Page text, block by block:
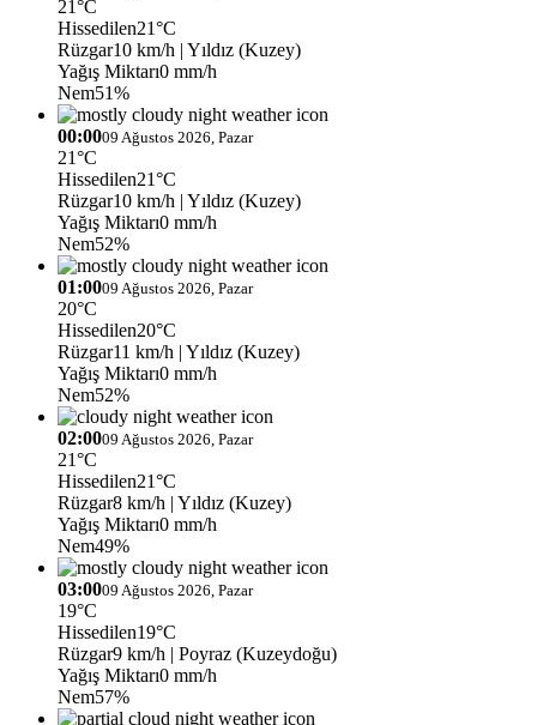
21°C
Hissedilen21°C
Rüzgar10 km/h | Yıldız (Kuzey)
Yağış Miktarı0 mm/h
Nem51%
00:0009 Ağustos 2026, Pazar
21°C
Hissedilen21°C
Rüzgar10 km/h | Yıldız (Kuzey)
Yağış Miktarı0 mm/h
Nem52%
01:0009 Ağustos 2026, Pazar
20°C
Hissedilen20°C
Rüzgar11 km/h | Yıldız (Kuzey)
Yağış Miktarı0 mm/h
Nem52%
02:0009 Ağustos 2026, Pazar
21°C
Hissedilen21°C
Rüzgar8 km/h | Yıldız (Kuzey)
Yağış Miktarı0 mm/h
Nem49%
03:0009 Ağustos 2026, Pazar
19°C
Hissedilen19°C
Rüzgar9 km/h | Poyraz (Kuzeydoğu)
Yağış Miktarı0 mm/h
Nem57%